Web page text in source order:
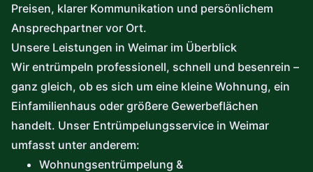
Preisen, klarer Kommunikation und persönlichem
Ansprechpartner vor Ort.
Unsere Leistungen in Weimar im Überblick
Wir entrümpeln professionell, schnell und besenrein –
ganz gleich, ob es sich um eine kleine Wohnung, ein
Einfamilienhaus oder größere Gewerbeflächen
handelt. Unser Entrümpelungsservice in Weimar
umfasst unter anderem:
Wohnungsentrümpelung &